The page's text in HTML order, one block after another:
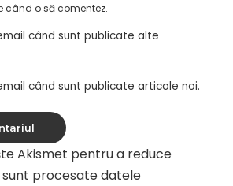
când o să comentez.
când sunt publicate alte
când sunt publicate articole noi.
Akismet pentru a reduce
procesate datele